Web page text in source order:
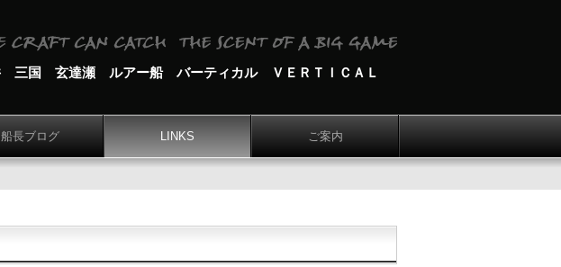
三国 玄達瀬 ルアー船 バーティカル ＶＥＲＴＩＣＡＬ
船長ブログ LINKS ご案内